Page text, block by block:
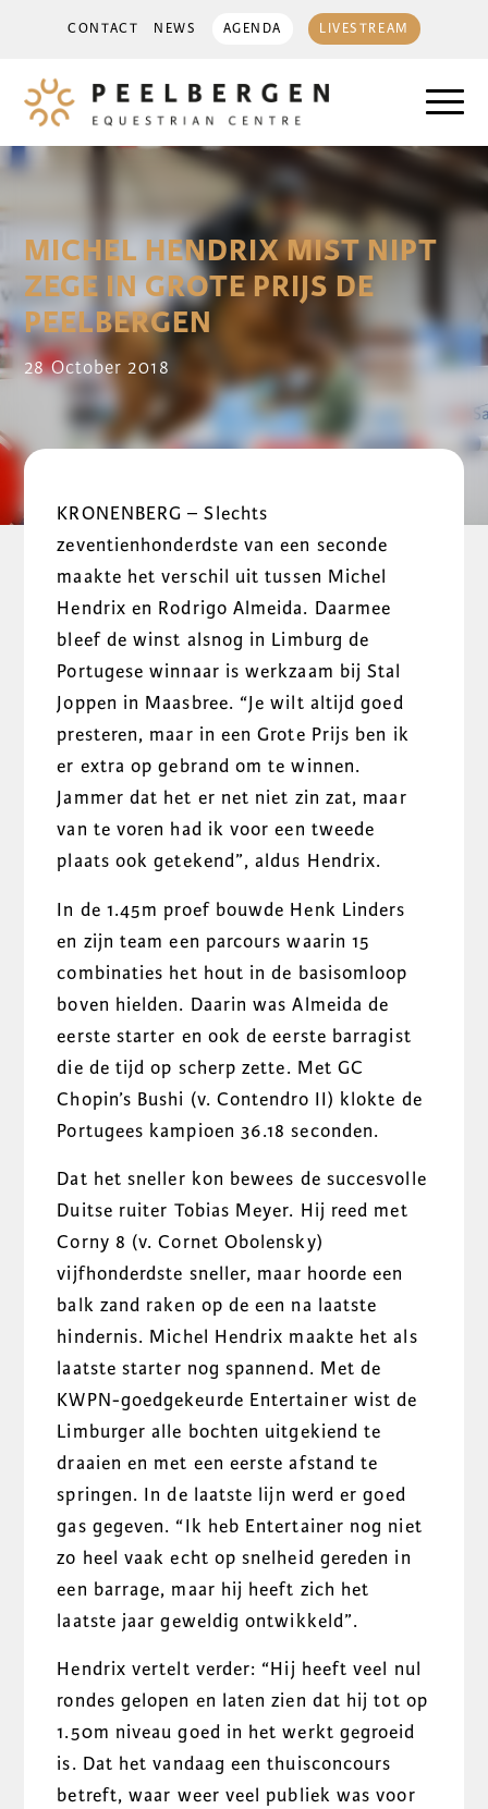
CONTACT NEWS AGENDA LIVESTREAM
MICHEL HENDRIX MIST NIPT
ZEGE IN GROTE PRIJS DE
PEELBERGEN
28 October 2018
KRONENBERG – Slechts
zeventienhonderdste van een seconde
maakte het verschil uit tussen Michel
Hendrix en Rodrigo Almeida. Daarmee
bleef de winst alsnog in Limburg de
Portugese winnaar is werkzaam bij Stal
Joppen in Maasbree. “Je wilt altijd goed
presteren, maar in een Grote Prijs ben ik
er extra op gebrand om te winnen.
Jammer dat het er net niet zin zat, maar
van te voren had ik voor een tweede
plaats ook getekend”, aldus Hendrix.
In de 1.45m proef bouwde Henk Linders
en zijn team een parcours waarin 15
combinaties het hout in de basisomloop
boven hielden. Daarin was Almeida de
eerste starter en ook de eerste barragist
die de tijd op scherp zette. Met GC
Chopin’s Bushi (v. Contendro II) klokte de
Portugees kampioen 36.18 seconden.
Dat het sneller kon bewees de succesvolle
Duitse ruiter Tobias Meyer. Hij reed met
Corny 8 (v. Cornet Obolensky)
vijfhonderdste sneller, maar hoorde een
balk zand raken op de een na laatste
hindernis. Michel Hendrix maakte het als
laatste starter nog spannend. Met de
KWPN-goedgekeurde Entertainer wist de
Limburger alle bochten uitgekiend te
draaien en met een eerste afstand te
springen. In de laatste lijn werd er goed
gas gegeven. “Ik heb Entertainer nog niet
zo heel vaak echt op snelheid gereden in
een barrage, maar hij heeft zich het
laatste jaar geweldig ontwikkeld”.
Hendrix vertelt verder: “Hij heeft veel nul
rondes gelopen en laten zien dat hij tot op
1.50m niveau goed in het werkt gegroeid
is. Dat het vandaag een thuisconcours
betreft, waar weer veel publiek was voor